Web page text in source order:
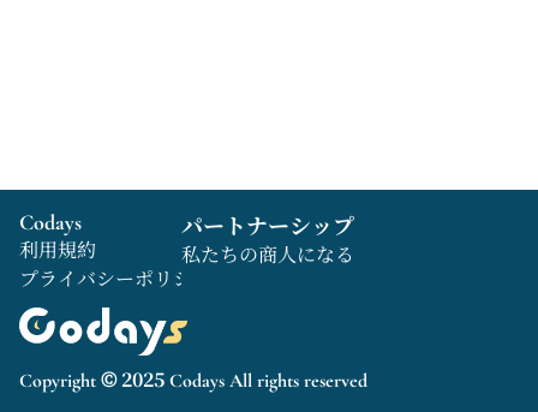
Copyright © 2025 Codays All rights reserved
Codays
利用規約
プライバシーポリシー
パートナーシップ
私たちの商人になる